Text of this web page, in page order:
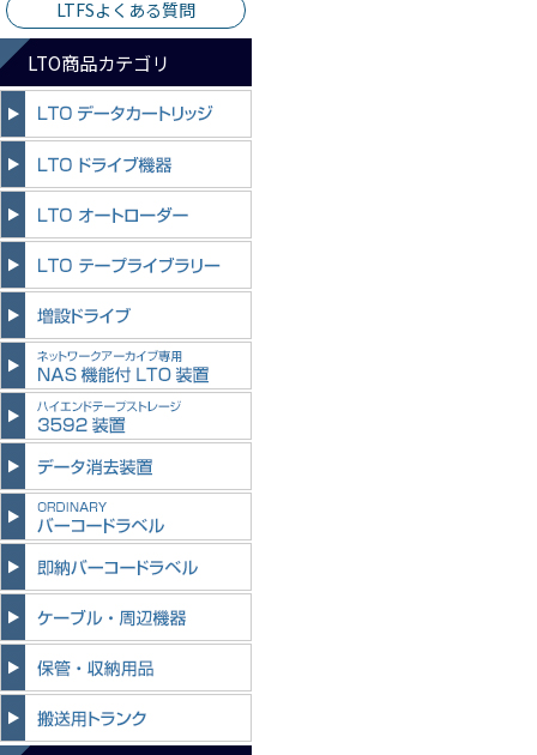
LTFSよくある質問
LTO商品カテゴリ